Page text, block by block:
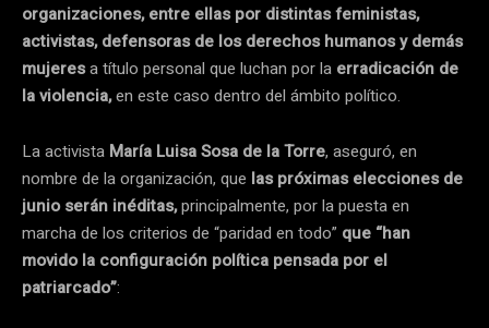
organizaciones, entre ellas por distintas feministas,
activistas, defensoras de los derechos humanos y demás
mujeresa título personal que luchan por la erradicación de
la violencia,en este caso dentro del ámbito político.
La activista María Luisa Sosa de la Torre, aseguró, en
nombre de la organización, que las próximas elecciones de
junio serán inéditas,principalmente, por la puesta en
marcha de los criterios de “paridad en todo” que “han
movido la configuración política pensada por el
patriarcado”: